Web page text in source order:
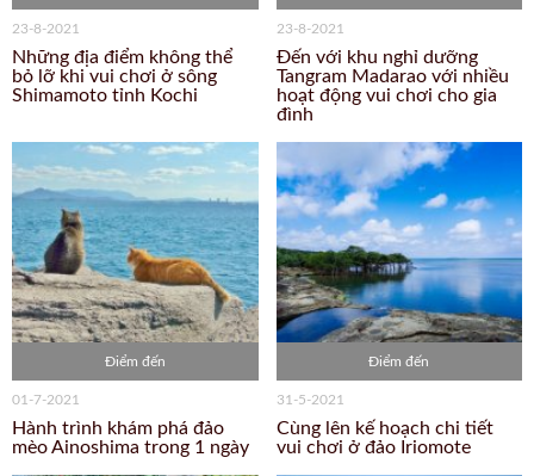
23-8-2021
Những địa điểm không thể
bỏ lỡ khi vui chơi ở sông
Shimamoto tỉnh Kochi
23-8-2021
Đến với khu nghỉ dưỡng
Tangram Madarao với nhiều
hoạt động vui chơi cho gia
đình
Điểm đến
01-7-2021
Hành trình khám phá đảo
mèo Ainoshima trong 1 ngày
Điểm đến
31-5-2021
Cùng lên kế hoạch chi tiết
vui chơi ở đảo Iriomote